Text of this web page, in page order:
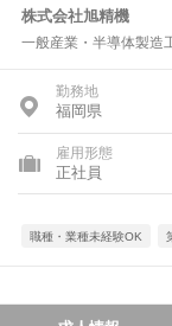
株式会社旭精機
一般産業・半導体製造
勤務地
福岡県
雇用形態
正社員
職種・業種未経験OK